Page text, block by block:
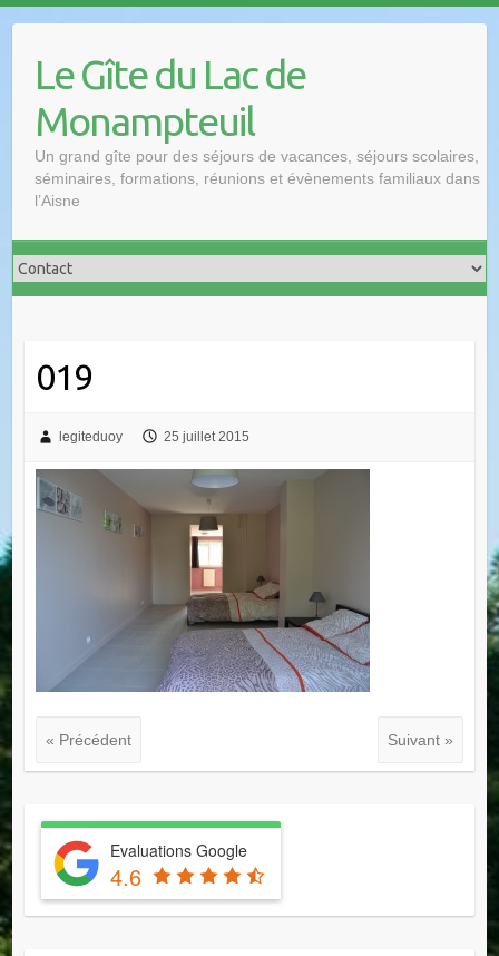
Le Gîte du Lac de
Monampteuil
Un grand gîte pour des séjours de vacances, séjours scolaires,
séminaires, formations, réunions et évènements familiaux dans
l’Aisne
019
legiteduoy 25 juillet 2015
« Précédent Suivant »
Evaluations Google
4.6